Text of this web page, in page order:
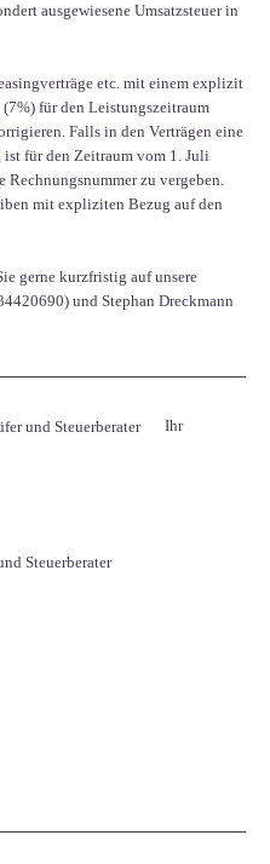
ausgewiesene Umsatzsteuer in
etc. mit einem explizit
für den Leistungszeitraum
Falls in den Verträgen eine
ist für den Zeitraum vom 1. Juli
Rechnungsnummer zu vergeben.
mit expliziten Bezug auf den
gerne kurzfristig auf unsere
und Stephan Dreckmann
Ihr
Steuerberater